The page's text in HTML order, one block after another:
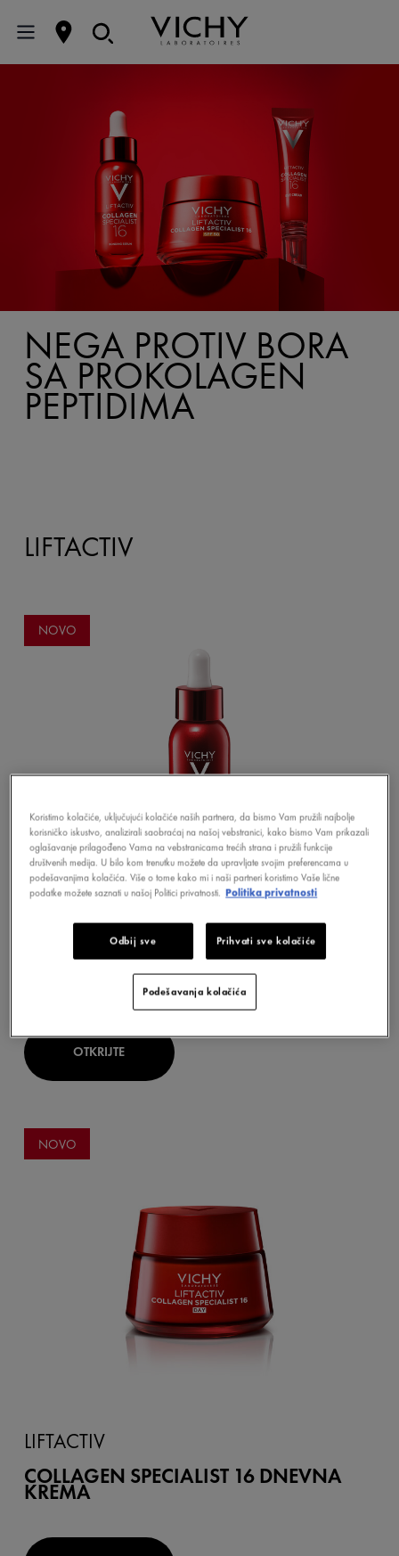
NEGA PROTIV BORA
SA PROKOLAGEN
PEPTIDIMA
LIFTACTIV
NOVO
LIFTACTIV
COLLAGEN SPECIALIST 16 BONDING
OTKRIJTE
NOVO
LIFTACTIV
COLLAGEN SPECIALIST 16 DNEVNA
KREMA
Koristimo kolačiće, uključujući kolačiće naših partnera, da bismo Vam pružili najbolje
korisničko iskustvo, analizirali saobraćaj na našoj vebstranici, kako bismo Vam prikazali
oglašavanje prilagođeno Vama na vebstranicama trećih strana i pružili funkcije
društvenih medija. U bilo kom trenutku možete da upravljate svojim preferencama u
podešavanjima kolačića. Više o tome kako mi i naši partneri koristimo Vaše lične
podatke možete saznati u našoj Politici privatnosti. Politika privatnosti
Odbij sve Prihvati sve kolačiće
Podešavanja kolačića